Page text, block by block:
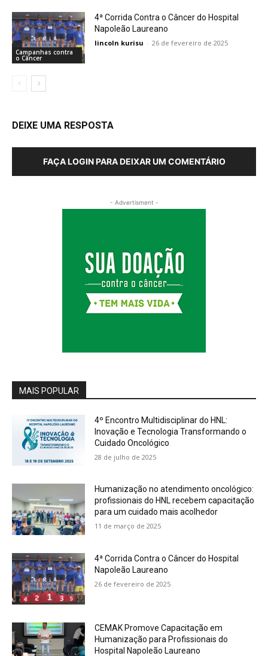
Campanhas contra
o Câncer
4ª Corrida Contra o Câncer do Hospital
Napoleão Laureano
lincoln kurisu - 26 de fevereiro de 2025
DEIXE UMA RESPOSTA
FAÇA LOGIN PARA DEIXAR UM COMENTÁRIO
- Advertisment -
MAIS POPULAR
4º Encontro Multidisciplinar do HNL:
Inovação e Tecnologia Transformando o
Cuidado Oncológico
28 de julho de 2025
Humanização no atendimento oncológico:
profissionais do HNL recebem capacitação
para um cuidado mais acolhedor
11 de março de 2025
4ª Corrida Contra o Câncer do Hospital
Napoleão Laureano
26 de fevereiro de 2025
CEMAK Promove Capacitação em
Humanização para Profissionais do
Hospital Napoleão Laureano